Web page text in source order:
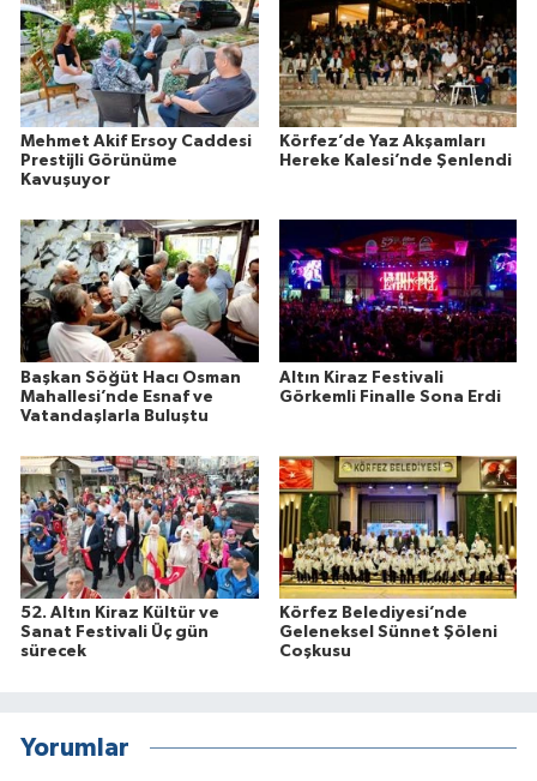
Mehmet Akif Ersoy Caddesi
Prestijli Görünüme
Kavuşuyor
Körfez’de Yaz Akşamları
Hereke Kalesi’nde Şenlendi
Başkan Söğüt Hacı Osman
Mahallesi’nde Esnaf ve
Vatandaşlarla Buluştu
Altın Kiraz Festivali
Görkemli Finalle Sona Erdi
52. Altın Kiraz Kültür ve
Sanat Festivali Üç gün
sürecek
Körfez Belediyesi’nde
Geleneksel Sünnet Şöleni
Coşkusu
Yorumlar